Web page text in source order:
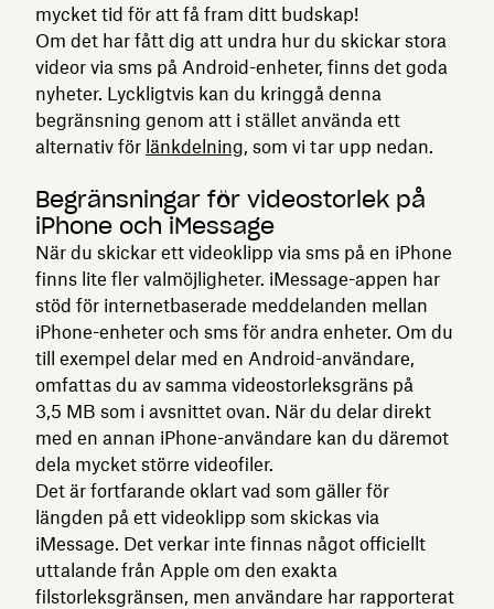
mycket tid för att få fram ditt budskap!
Om det har fått dig att undra hur du skickar stora
videor via sms på Android-enheter, finns det goda
nyheter. Lyckligtvis kan du kringgå denna
begränsning genom att i stället använda ett
alternativ för länkdelning, som vi tar upp nedan.
Begränsningar för videostorlek på
iPhone och iMessage
När du skickar ett videoklipp via sms på en iPhone
finns lite fler valmöjligheter. iMessage-appen har
stöd för internetbaserade meddelanden mellan
iPhone-enheter och sms för andra enheter. Om du
till exempel delar med en Android-användare,
omfattas du av samma videostorleksgräns på
3,5 MB som i avsnittet ovan. När du delar direkt
med en annan iPhone-användare kan du däremot
dela mycket större videofiler.
Det är fortfarande oklart vad som gäller för
längden på ett videoklipp som skickas via
iMessage. Det verkar inte finnas något officiellt
uttalande från Apple om den exakta
filstorleksgränsen, men användare har rapporterat